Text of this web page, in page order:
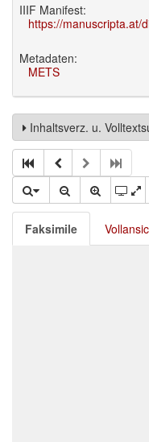
IIIF Manifest:
https://manuscripta.at/
Metadaten:
METS
Inhaltsverz. u.
Faksimile